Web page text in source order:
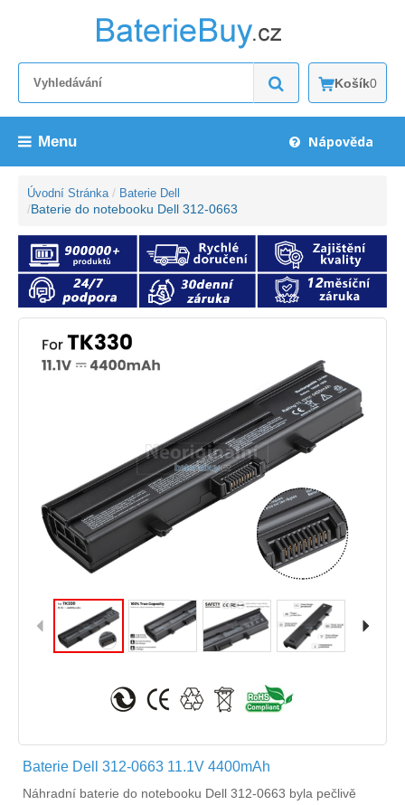
Košík0
Menu Nápověda
Úvodní Stránka Baterie Dell
Baterie do notebooku Dell 312-0663
Baterie Dell 312-0663 11.1V 4400mAh
Náhradní baterie do notebooku Dell 312-0663 byla pečlivě